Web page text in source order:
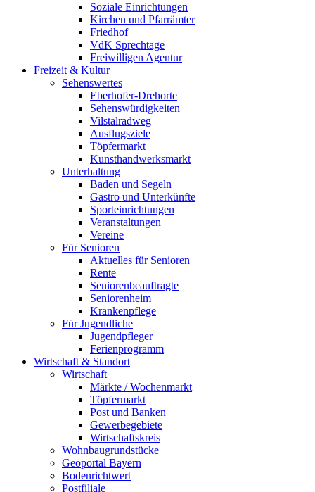
Soziale Einrichtungen
Kirchen und Pfarrämter
Friedhof
VdK Sprechtage
Freiwilligen Agentur
Freizeit & Kultur
Sehenswertes
Eberhofer-Drehorte
Sehenswürdigkeiten
Vilstalradweg
Ausflugsziele
Töpfermarkt
Kunsthandwerksmarkt
Unterhaltung
Baden und Segeln
Gastro und Unterkünfte
Sporteinrichtungen
Veranstaltungen
Vereine
Für Senioren
Aktuelles für Senioren
Rente
Seniorenbeauftragte
Seniorenheim
Krankenpflege
Für Jugendliche
Jugendpfleger
Ferienprogramm
Wirtschaft & Standort
Wirtschaft
Märkte / Wochenmarkt
Töpfermarkt
Post und Banken
Gewerbegebiete
Wirtschaftskreis
Wohnbaugrundstücke
Geoportal Bayern
Bodenrichtwert
Postfiliale